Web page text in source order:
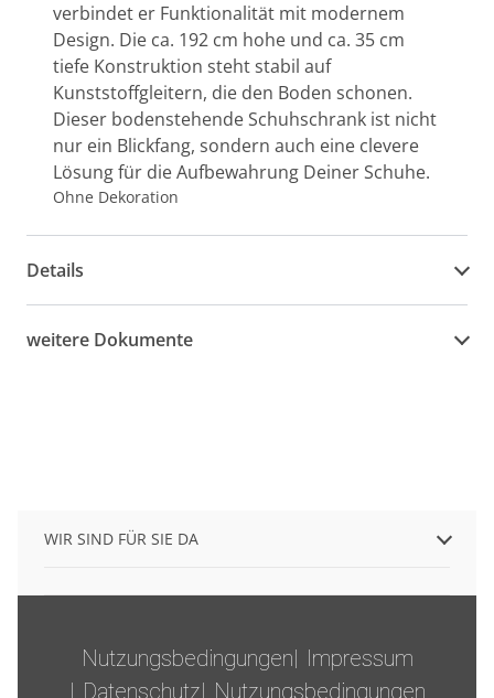
verbindet er Funktionalität mit modernem
Design. Die ca. 192 cm hohe und ca. 35 cm
tiefe Konstruktion steht stabil auf
Kunststoffgleitern, die den Boden schonen.
Dieser bodenstehende Schuhschrank ist nicht
nur ein Blickfang, sondern auch eine clevere
Lösung für die Aufbewahrung Deiner Schuhe.
Ohne Dekoration
Details
weitere Dokumente
WIR SIND FÜR SIE DA
Nutzungsbedingungen
Impressum
Datenschutz
Nutzungsbedingungen